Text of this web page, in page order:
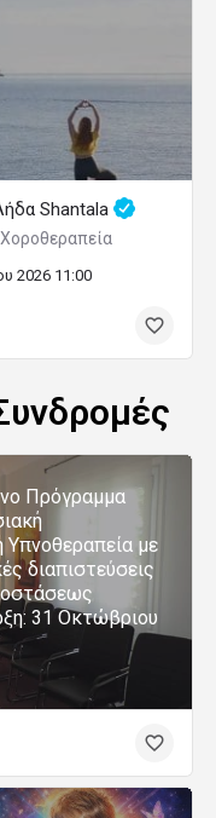
Shantala
2026 11:00
Πρόγραμμα
Υπνοθεραπεία με
διαπιστεύσεις
31 Οκτώβριου